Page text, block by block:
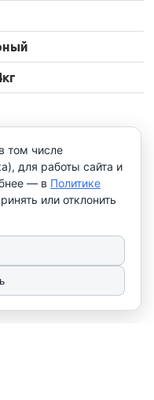
том числе
для работы сайта и
— в Политике
или отклонить
×